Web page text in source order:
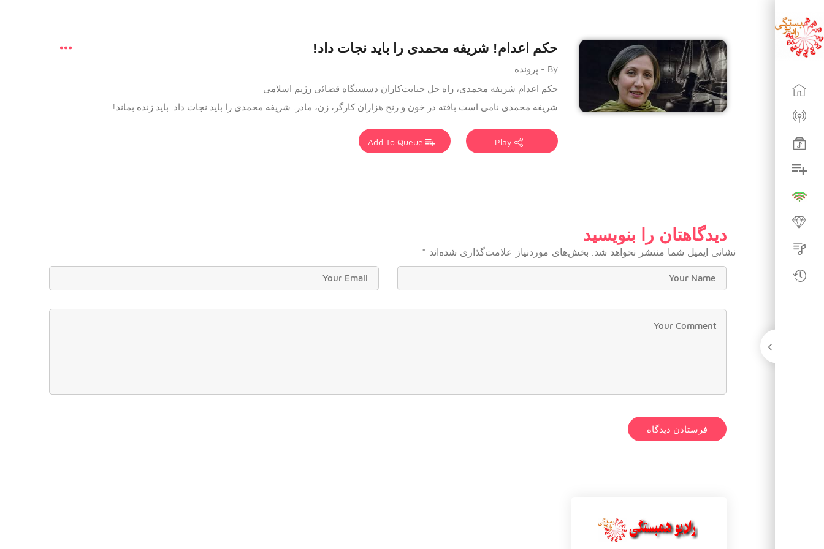
حکم اعدام! شریفه محمدی را باید نجات داد!
By - پرونده
حکم اعدام شریفه محمدی، راه حل جنایت‌کاران دسستگاه قضائی رژیم اسلامی
شریفه محمدی نامی است بافته در خون و رنج هزاران کارگر، زن، مادر. شریفه محمدی را باید نجات داد. باید زنده بماند!
دیدگاهتان را بنویسید
نشانی ایمیل شما منتشر نخواهد شد. بخش‌های موردنیاز علامت‌گذاری شده‌اند *